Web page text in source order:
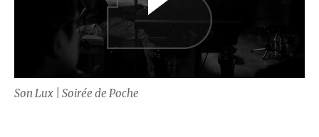
Son Lux | Soirée de Poche